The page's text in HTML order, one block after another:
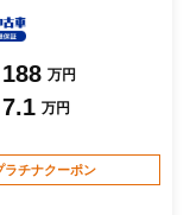
188 万円
7.1 万円
ラチナクーポン